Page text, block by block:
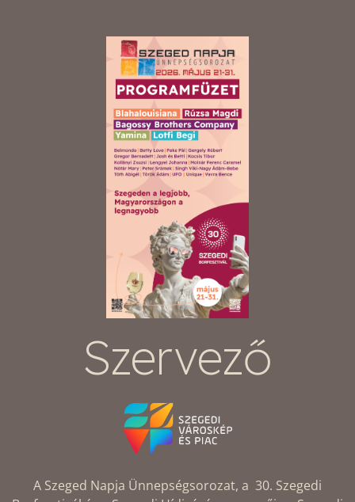
Szervező
A Szeged Napja Ünnepségsorozat, a 30. Szegedi